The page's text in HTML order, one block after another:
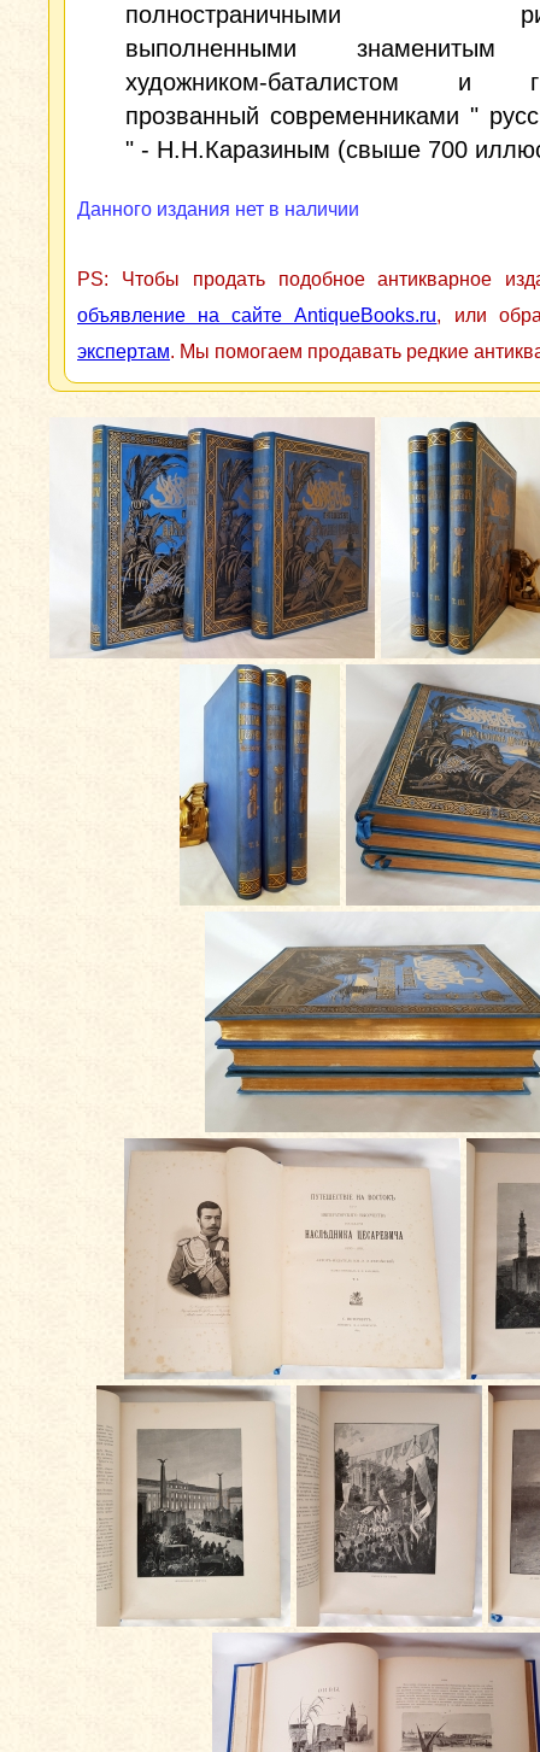
полностраничными
выполненными знаменитым
художником-баталистом и
прозванный современниками "
" - Н.Н.Каразиным (свыше 700
Данного издания нет в наличии
PS: Чтобы продать подобное антикварное
объявление на сайте AntiqueBooks.ru, или
экспертам. Мы помогаем продавать редкие